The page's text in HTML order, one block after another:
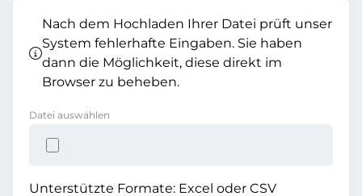
Nach dem Hochladen Ihrer Datei prüft unser
System fehlerhafte Eingaben. Sie haben
dann die Möglichkeit, diese direkt im
Browser zu beheben.
Datei auswählen
Unterstützte Formate: Excel oder CSV